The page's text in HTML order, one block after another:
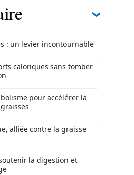
: un levier incontournable
caloriques sans tomber
pour accélérer la
alliée contre la graisse
la digestion et